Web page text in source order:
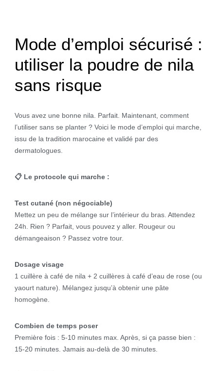
Mode d’emploi sécurisé :
utiliser la poudre de nila
sans risque
Vous avez une bonne nila. Parfait. Maintenant, comment
l’utiliser sans se planter ? Voici le mode d’emploi qui marche,
issu de la tradition marocaine et validé par des
dermatologues.
📋 Le protocole qui marche :
Test cutané (non négociable)
Mettez un peu de mélange sur l’intérieur du bras. Attendez
24h. Rien ? Parfait, vous pouvez y aller. Rougeur ou
démangeaison ? Passez votre tour.
Dosage visage
1 cuillère à café de nila + 2 cuillères à café d’eau de rose (ou
yaourt nature). Mélangez jusqu’à obtenir une pâte
homogène.
Combien de temps poser
Première fois : 5-10 minutes max. Après, si ça passe bien :
15-20 minutes. Jamais au-delà de 30 minutes.